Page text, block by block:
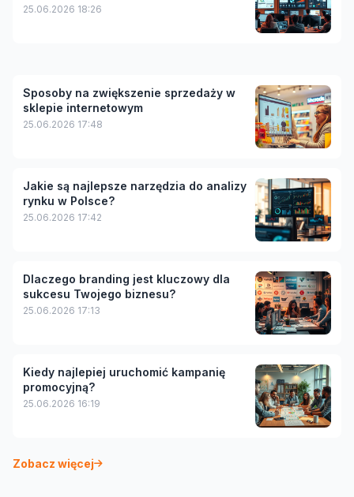
25.06.2026 18:26
Sposoby na zwiększenie sprzedaży w
sklepie internetowym
25.06.2026 17:48
Jakie są najlepsze narzędzia do analizy
rynku w Polsce?
25.06.2026 17:42
Dlaczego branding jest kluczowy dla
sukcesu Twojego biznesu?
25.06.2026 17:13
Kiedy najlepiej uruchomić kampanię
promocyjną?
25.06.2026 16:19
Zobacz więcej